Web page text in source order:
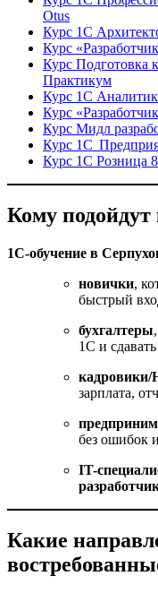
Otus
Курс 1С
Курс
Курс Подготовка
Практикум
Курс 1С
Курс
Курс Мидл
Курс 1С
Курс 1С
Кому
1С-обучение в
новички,
быстрый
бухгалтеры
1С и
кадровики/
зарплата,
без ошибок
IT-
Какие